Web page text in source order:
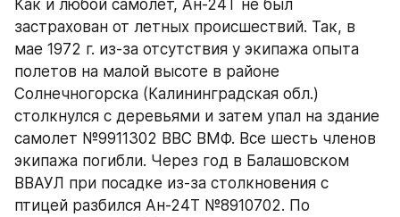
Как и любой самолет, Ан-24Т не был
застрахован от летных происшествий. Так, в
мае 1972 г. из-за отсутствия у экипажа опыта
полетов на малой высоте в районе
Солнечногорска (Калининградская обл.)
столкнулся с деревьями и затем упал на здание
самолет №9911302 ВВС ВМФ. Все шесть членов
экипажа погибли. Через год в Балашовском
ВВАУЛ при посадке из-за столкновения с
птицей разбился Ан-24Т №8910702. По